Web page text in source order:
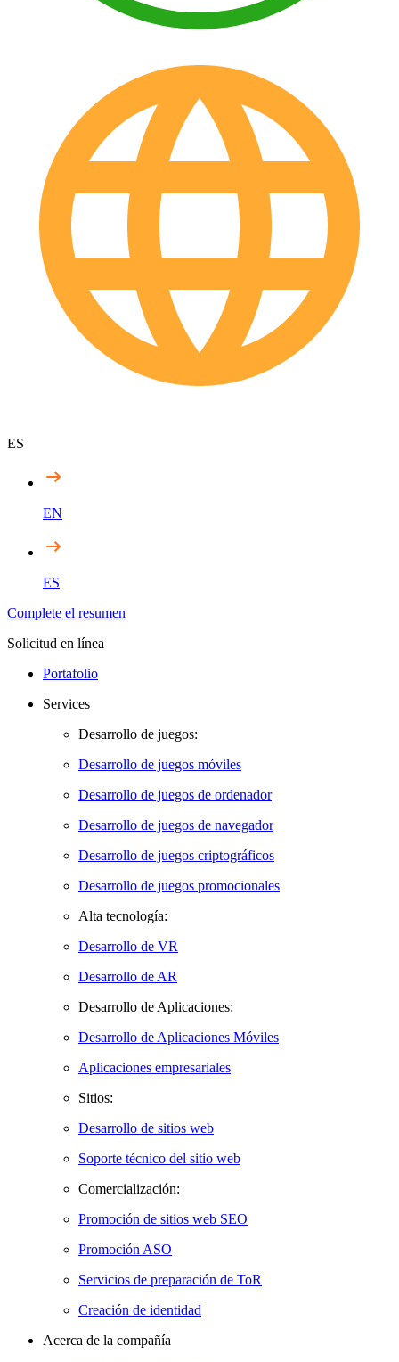
ES
EN
ES
Complete el resumen
Solicitud en línea
Portafolio
Services
Desarrollo de juegos:
Desarrollo de juegos móviles
Desarrollo de juegos de ordenador
Desarrollo de juegos de navegador
Desarrollo de juegos criptográficos
Desarrollo de juegos promocionales
Alta tecnología:
Desarrollo de VR
Desarrollo de AR
Desarrollo de Aplicaciones:
Desarrollo de Aplicaciones Móviles
Aplicaciones empresariales
Sitios:
Desarrollo de sitios web
Soporte técnico del sitio web
Comercialización:
Promoción de sitios web SEO
Promoción ASO
Servicios de preparación de ToR
Creación de identidad
Acerca de la compañía